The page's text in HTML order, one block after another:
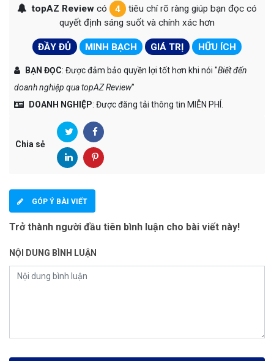
topAZ Reviewcó 4
tiêu chí rõ ràng giúp bạn đọc có
quyết định sáng suốt và chính xác hơn
ĐẦY ĐỦ MINH BẠCH GIÁ TRỊ HỮU ÍCH
BẠN ĐỌC: Được đảm bảo quyền lợi tốt hơn khi nói "Biết đến
doanh nghiệp qua topAZ Review"
DOANH NGHIỆP: Được đăng tải thông tin MIỄN PHÍ.
Chia sẻ
GÓP Ý BÀI VIẾT
Trở thành người đầu tiên bình luận cho bài viết này!
NỘI DUNG BÌNH LUẬN